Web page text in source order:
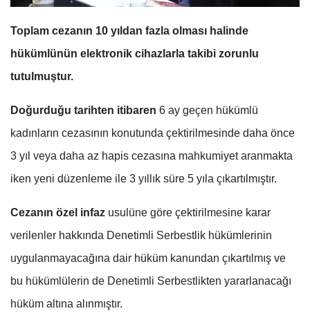
Toplam cezanın 10 yıldan fazla olması halinde
hükümlünün elektronik cihazlarla takibi zorunlu
tutulmuştur.
Doğurduğu tarihten itibaren 6 ay geçen hükümlü
kadınların cezasının konutunda çektirilmesinde daha önce
3 yıl veya daha az hapis cezasına mahkumiyet aranmakta
iken yeni düzenleme ile 3 yıllık süre 5 yıla çıkartılmıştır.
Cezanın özel infaz usulüne göre çektirilmesine karar
verilenler hakkında Denetimli Serbestlik hükümlerinin
uygulanmayacağına dair hüküm kanundan çıkartılmış ve
bu hükümlülerin de Denetimli Serbestlikten yararlanacağı
hüküm altına alınmıştır.